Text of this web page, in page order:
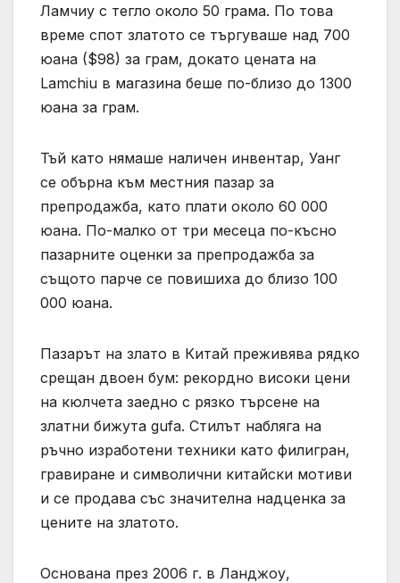
Ламчиу с тегло около 50 грама. По това
време спот златото се търгуваше над 700
юана ($98) за грам, докато цената на
Lamchiu в магазина беше по-близо до 1300
юана за грам.
Тъй като нямаше наличен инвентар, Уанг
се обърна към местния пазар за
препродажба, като плати около 60 000
юана. По-малко от три месеца по-късно
пазарните оценки за препродажба за
същото парче се повишиха до близо 100
000 юана.
Пазарът на злато в Китай преживява рядко
срещан двоен бум: рекордно високи цени
на кюлчета заедно с рязко търсене на
златни бижута gufa. Стилът набляга на
ръчно изработени техники като филигран,
гравиране и символични китайски мотиви
и се продава със значителна надценка за
цените на златото.
Основана през 2006 г. в Ланджоу,